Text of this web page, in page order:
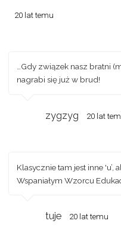
20 lat temu
…Gdy związek nasz bratni
nagrabi się już w brud!
zygzyg 20 lat
Klasycznie tam jest inne 'u’,
Wspaniałym Wzorcu
tuje 20 lat temu